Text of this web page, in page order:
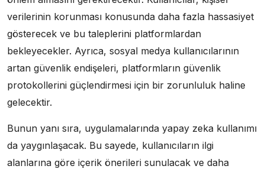
verilerinin korunması konusunda daha fazla hassasiyet
gösterecek ve bu taleplerini platformlardan
bekleyecekler. Ayrıca, sosyal medya kullanıcılarının
artan güvenlik endişeleri, platformların güvenlik
protokollerini güçlendirmesi için bir zorunluluk haline
gelecektir.
Bunun yanı sıra, uygulamalarında yapay zeka kullanımı
da yaygınlaşacak. Bu sayede, kullanıcıların ilgi
alanlarına göre içerik önerileri sunulacak ve daha